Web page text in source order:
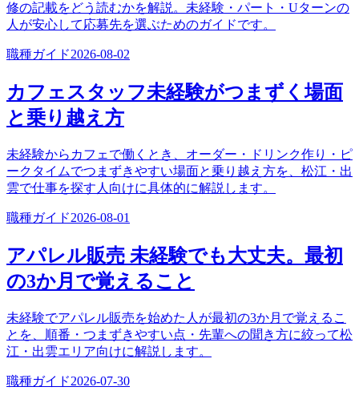
修の記載をどう読むかを解説。未経験・パート・Uターンの
人が安心して応募先を選ぶためのガイドです。
職種ガイド2026-08-02
カフェスタッフ未経験がつまずく場面
と乗り越え方
未経験からカフェで働くとき、オーダー・ドリンク作り・ピ
ークタイムでつまずきやすい場面と乗り越え方を、松江・出
雲で仕事を探す人向けに具体的に解説します。
職種ガイド2026-08-01
アパレル販売 未経験でも大丈夫。最初
の3か月で覚えること
未経験でアパレル販売を始めた人が最初の3か月で覚えるこ
とを、順番・つまずきやすい点・先輩への聞き方に絞って松
江・出雲エリア向けに解説します。
職種ガイド2026-07-30